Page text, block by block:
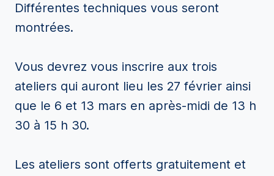
Différentes techniques vous seront
montrées.
Vous devrez vous inscrire aux trois
ateliers qui auront lieu les 27 février ainsi
que le 6 et 13 mars en après-midi de 13 h
30 à 15 h 30.
Les ateliers sont offerts gratuitement et